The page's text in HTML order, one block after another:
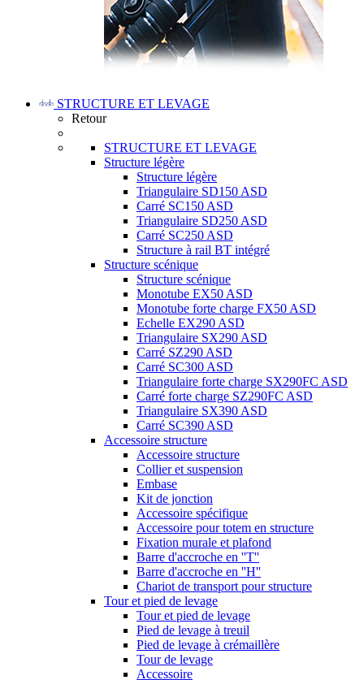
STRUCTURE ET LEVAGE
Retour
STRUCTURE ET LEVAGE
Structure légère
Structure légère
Triangulaire SD150 ASD
Carré SC150 ASD
Triangulaire SD250 ASD
Carré SC250 ASD
Structure à rail BT intégré
Structure scénique
Structure scénique
Monotube EX50 ASD
Monotube forte charge FX50 ASD
Echelle EX290 ASD
Triangulaire SX290 ASD
Carré SZ290 ASD
Carré SC300 ASD
Triangulaire forte charge SX290FC ASD
Carré forte charge SZ290FC ASD
Triangulaire SX390 ASD
Carré SC390 ASD
Accessoire structure
Accessoire structure
Collier et suspension
Embase
Kit de jonction
Accessoire spécifique
Accessoire pour totem en structure
Fixation murale et plafond
Barre d'accroche en ''T''
Barre d'accroche en ''H''
Chariot de transport pour structure
Tour et pied de levage
Tour et pied de levage
Pied de levage à treuil
Pied de levage à crémaillère
Tour de levage
Accessoire